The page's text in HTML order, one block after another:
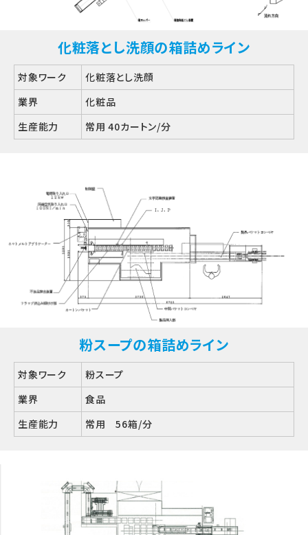
化粧落とし洗顔の箱詰めライン
対象ワーク
化粧落とし洗顔
業界
化粧品
生産能力
常用 40カートン/分
粉スープの箱詰めライン
対象ワーク
粉スープ
業界
食品
生産能力
常用 56箱/分